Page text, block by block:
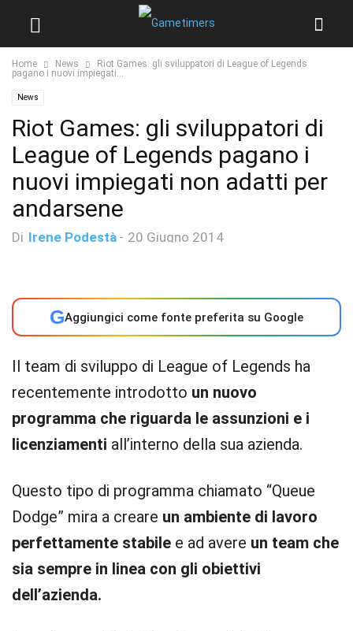
Home News
Riot Games: gli sviluppatori di League of Legends
pagano i nuovi impiegati...
News
Riot Games: gli sviluppatori di
League of Legends pagano i
nuovi impiegati non adatti per
andarsene
Di Irene Podestà - 20 Giugno 2014
GAggiungici come fonte preferita su Google
Il team di sviluppo di League of Legends ha
recentemente introdotto un nuovo
programma che riguarda le assunzioni e i
licenziamenti all’interno della sua azienda.
Questo tipo di programma chiamato “Queue
Dodge” mira a creare un ambiente di lavoro
perfettamente stabile e ad avere un team che
sia sempre in linea con gli obiettivi
dell’azienda.